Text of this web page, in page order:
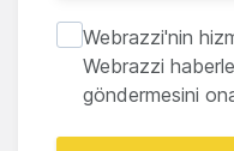
Webrazzi'nin
Webrazzi
göndermesini